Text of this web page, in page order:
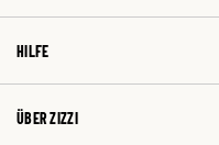
HILFE
ÜBER ZIZZI